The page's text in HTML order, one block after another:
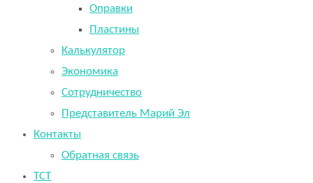
Оправки
Пластины
Калькулятор
Экономика
Сотрудничество
Представитель Марий Эл
Контакты
Обратная связь
TCT